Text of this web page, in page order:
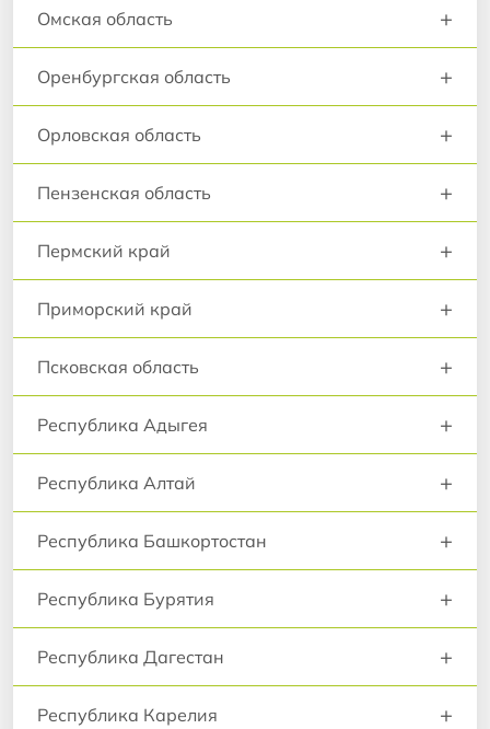
Омская область +
Оренбургская область +
Орловская область +
Пензенская область +
Пермский край +
Приморский край +
Псковская область +
Республика Адыгея +
Республика Алтай +
Республика Башкортостан +
Республика Бурятия +
Республика Дагестан +
Республика Карелия +